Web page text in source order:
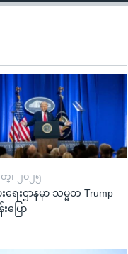
၊ ၂၀၂၅
ရေးဌာနမှာ သမ္မတ Trump
ပြော